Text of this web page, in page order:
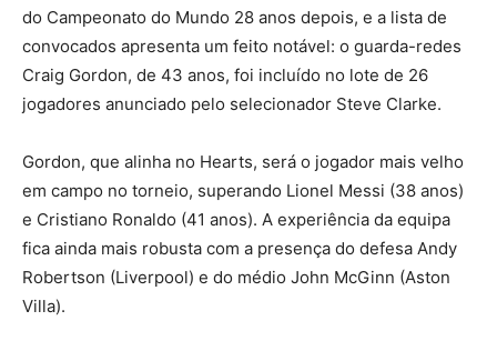
do Campeonato do Mundo 28 anos depois, e a lista de
convocados apresenta um feito notável: o guarda-redes
Craig Gordon, de 43 anos, foi incluído no lote de 26
jogadores anunciado pelo selecionador Steve Clarke.
Gordon, que alinha no Hearts, será o jogador mais velho
em campo no torneio, superando Lionel Messi (38 anos)
e Cristiano Ronaldo (41 anos). A experiência da equipa
fica ainda mais robusta com a presença do defesa Andy
Robertson (Liverpool) e do médio John McGinn (Aston
Villa).